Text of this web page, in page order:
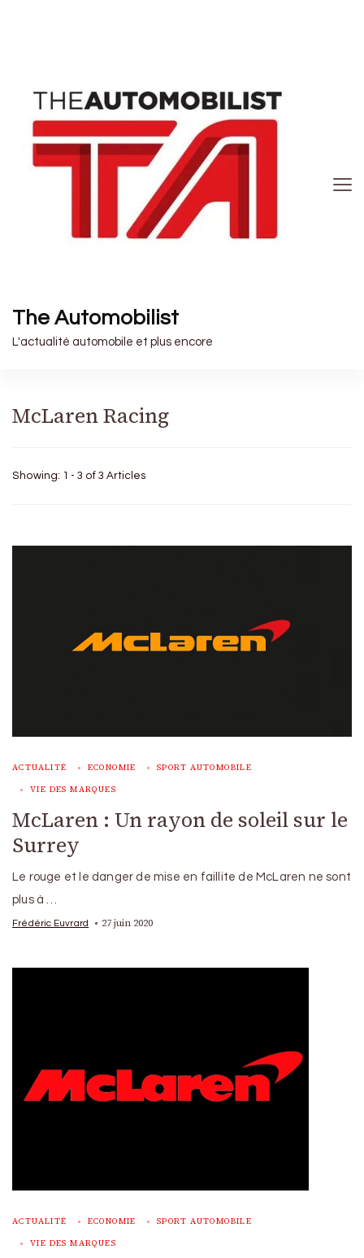
The Automobilist
L'actualité automobile et plus encore
McLaren Racing
Showing: 1 - 3 of 3 Articles
ACTUALITÉ ECONOMIE SPORT AUTOMOBILE
VIE DES MARQUES
McLaren : Un rayon de soleil sur le
Surrey
Le rouge et le danger de mise en faillite de McLaren ne sont
plus à …
Frédéric Euvrard 27 juin 2020
ACTUALITÉ ECONOMIE SPORT AUTOMOBILE
VIE DES MARQUES